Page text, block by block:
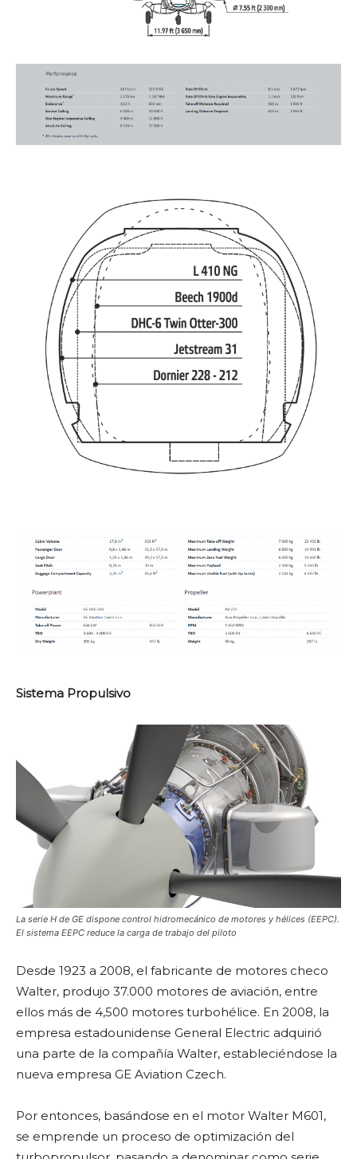
Sistema Propulsivo
La serie H de GE dispone control hidromecánico de motores y hélices (EEPC).
El sistema EEPC reduce la carga de trabajo del piloto
Desde 1923 a 2008, el fabricante de motores checo
Walter, produjo 37.000 motores de aviación, entre
ellos más de 4,500 motores turbohélice. En 2008, la
empresa estadounidense General Electric adquirió
una parte de la compañía Walter, estableciéndose la
nueva empresa GE Aviation Czech.
Por entonces, basándose en el motor Walter M601,
se emprende un proceso de optimización del